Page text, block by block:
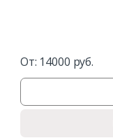
От: 14000 руб.